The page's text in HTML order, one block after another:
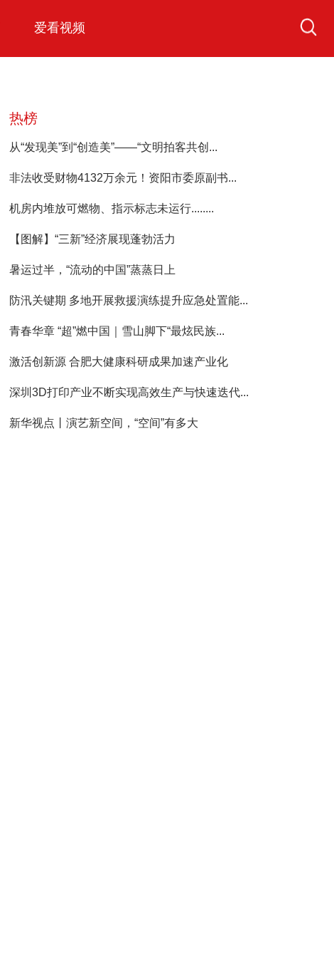
爱看视频
热榜
从“发现美”到“创造美”——“文明拍客共创...
非法收受财物4132万余元！资阳市委原副书...
机房内堆放可燃物、指示标志未运行........
【图解】“三新”经济展现蓬勃活力
暑运过半，“流动的中国”蒸蒸日上
防汛关键期 多地开展救援演练提升应急处置能...
青春华章 “超”燃中国｜雪山脚下“最炫民族...
激活创新源 合肥大健康科研成果加速产业化
深圳3D打印产业不断实现高效生产与快速迭代...
新华视点丨演艺新空间，“空间”有多大